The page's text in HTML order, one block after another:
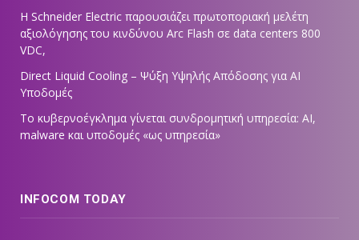
Η Schneider Electric παρουσιάζει πρωτοποριακή μελέτη
αξιολόγησης του κινδύνου Arc Flash σε data centers 800
VDC,
Direct Liquid Cooling – Ψύξη Υψηλής Απόδοσης για AI
Υποδομές
Το κυβερνοέγκλημα γίνεται συνδρομητική υπηρεσία: AI,
malware και υποδομές «ως υπηρεσία»
INFOCOM TODAY